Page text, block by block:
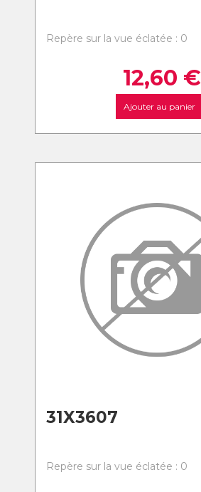
Repère sur la vue éclatée : 0
12,60 €
Ajouter au panier
31X3607
Repère sur la vue éclatée : 0